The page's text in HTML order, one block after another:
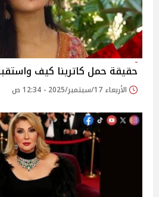
حقيقة حمل كاترينا كيف
الأربعاء 17/سبتمبر/2025 - 12:34 ص